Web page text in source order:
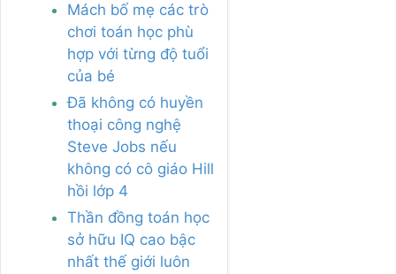
Mách bố mẹ các trò
chơi toán học phù
hợp với từng độ tuổi
của bé
Đã không có huyền
thoại công nghệ
Steve Jobs nếu
không có cô giáo Hill
hồi lớp 4
Thần đồng toán học
sở hữu IQ cao bậc
nhất thế giới luôn